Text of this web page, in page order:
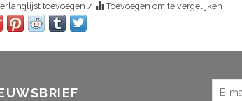
toevoegen / Toevoegen om te vergelijken